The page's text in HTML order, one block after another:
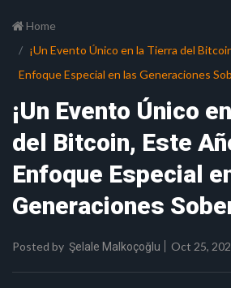
Home
¡Un Evento Único en la Tierra del
Enfoque Especial en las Generaciones
¡Un Evento Único
del Bitcoin, Este
Enfoque Especial
Generaciones
Posted by Şelale Malkoçoğlu Oct 25,